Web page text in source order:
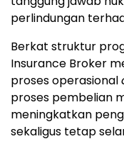
perlindungan
Berkat struktur
Insurance Broker
proses operasional
proses pembelian
meningkatkan
sekaligus tetap